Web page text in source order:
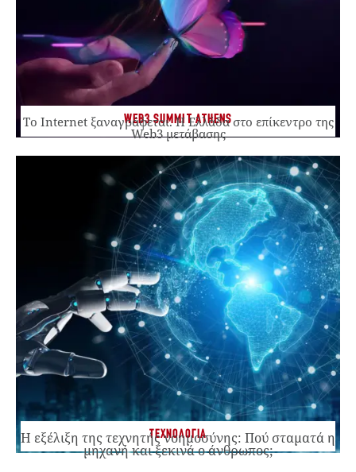
WEB3 SUMMIT ATHENS
Το Internet ξαναγράφεται. Η Ελλάδα στο επίκεντρο της
Web3 μετάβασης
ΤΕΧΝΟΛΟΓΙΑ
Η εξέλιξη της τεχνητής νοημοσύνης: Πού σταματά η
μηχανή και ξεκινά ο άνθρωπος;